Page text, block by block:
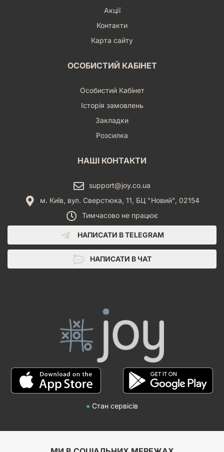
Акції
Контакти
Карта сайту
ОСОБИСТИЙ КАБІНЕТ
Особистий Кабінет
Історія замовлень
Закладки
Розсилка
НАШІ КОНТАКТИ
support@joy.co.ua
м. Київ, вул. Сверстюка, 11, БЦ "Новий", 02154
Тимчасово не працює
НАПИСАТИ В TELEGRAM
НАПИСАТИ В ЧАТ
● Стан сервісів